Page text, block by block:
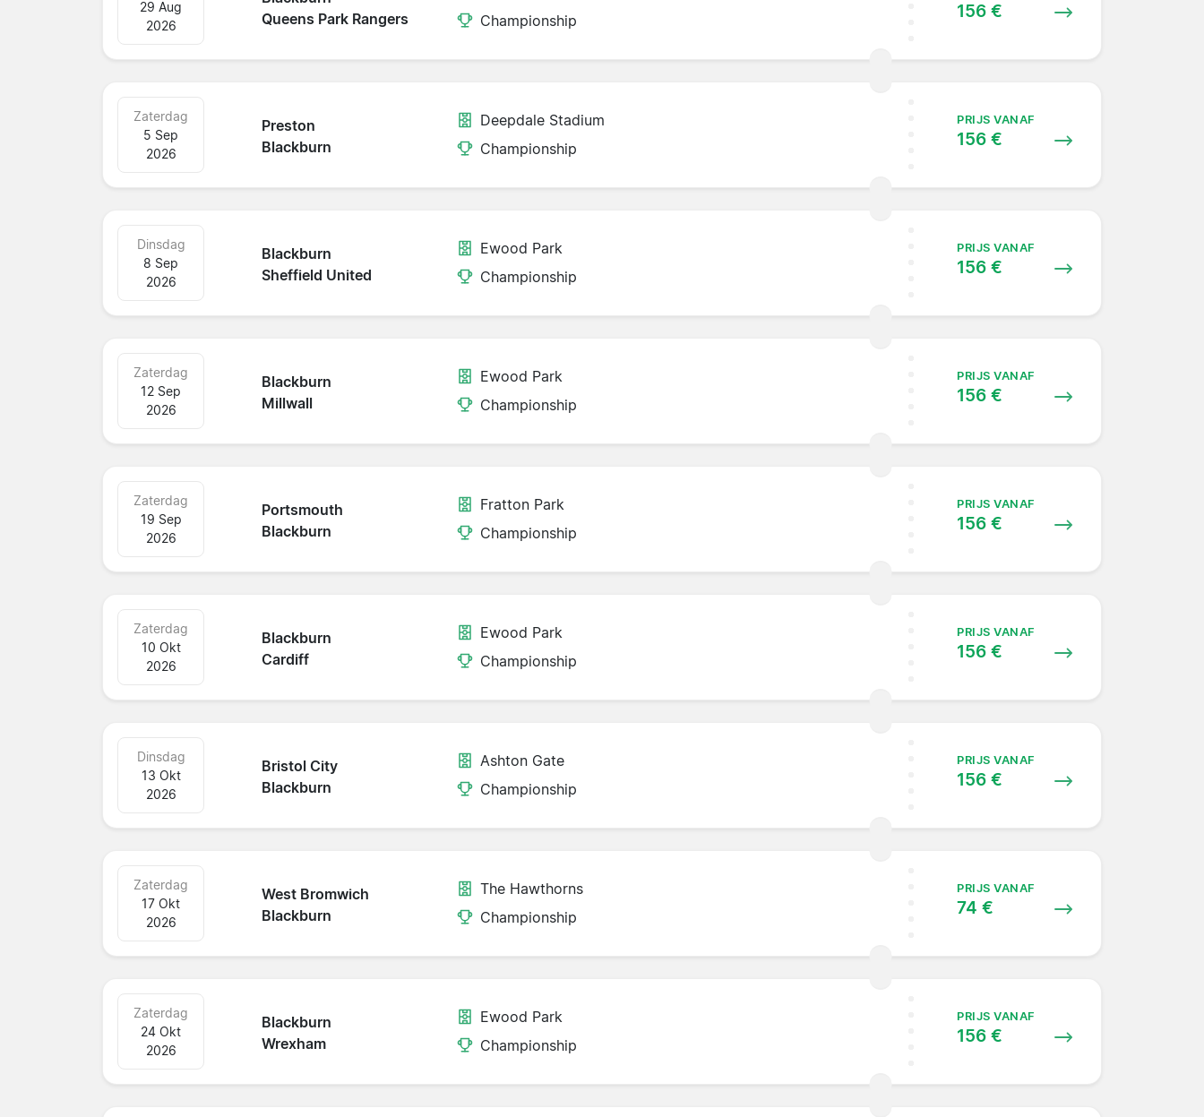
Queens Park Rangers
29 Aug
2026
Championship
156 €
Preston
Blackburn
Zaterdag
5 Sep
2026
Deepdale Stadium
Championship
PRIJS VANAF
156 €
Blackburn
Sheffield United
Dinsdag
8 Sep
2026
Ewood Park
Championship
PRIJS VANAF
156 €
Blackburn
Millwall
Zaterdag
12 Sep
2026
Ewood Park
Championship
PRIJS VANAF
156 €
Portsmouth
Blackburn
Zaterdag
19 Sep
2026
Fratton Park
Championship
PRIJS VANAF
156 €
Blackburn
Cardiff
Zaterdag
10 Okt
2026
Ewood Park
Championship
PRIJS VANAF
156 €
Bristol City
Blackburn
Dinsdag
13 Okt
2026
Ashton Gate
Championship
PRIJS VANAF
156 €
West Bromwich
Blackburn
Zaterdag
17 Okt
2026
The Hawthorns
Championship
PRIJS VANAF
74 €
Blackburn
Wrexham
Zaterdag
24 Okt
2026
Ewood Park
Championship
PRIJS VANAF
156 €